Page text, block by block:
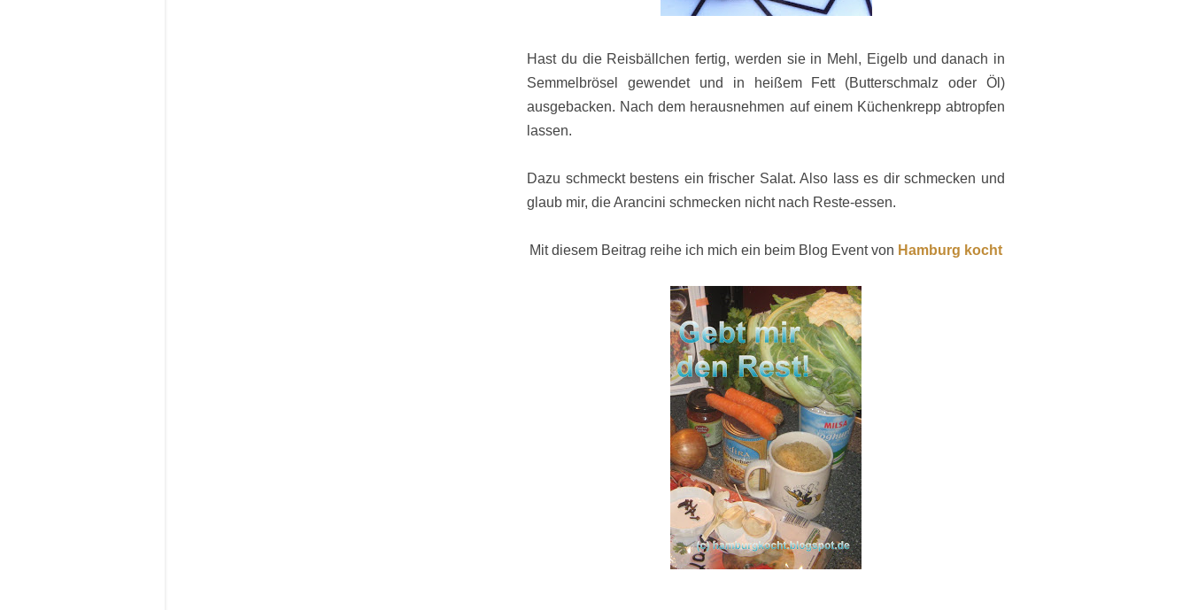
Hast du die Reisbällchen fertig, werden sie in Mehl, Eigelb und danach in
Semmelbrösel gewendet und in heißem Fett (Butterschmalz oder Öl)
ausgebacken. Nach dem herausnehmen auf einem Küchenkrepp abtropfen
lassen.
Dazu schmeckt bestens ein frischer Salat. Also lass es dir schmecken und
glaub mir, die Arancini schmecken nicht nach Reste-essen.
Mit diesem Beitrag reihe ich mich ein beim Blog Event von Hamburg kocht